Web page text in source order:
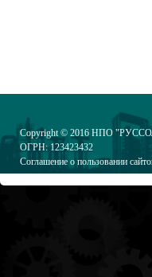
Copyright © 2016 НПО
ОГРН: 123423432
Соглашение о пользовании